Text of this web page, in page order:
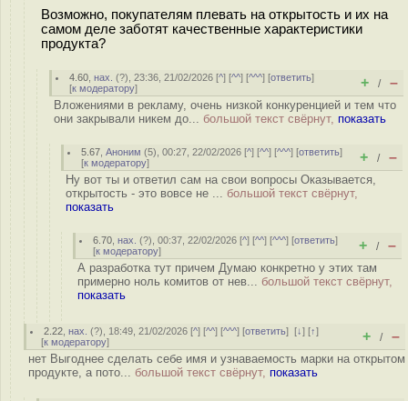
Возможно, покупателям плевать на открытость и их на
самом деле заботят качественные характеристики
продукта?
4.60 ,нах. (?), 23:36, 21/02/2026 [^] [^^] [^^^] [ответить]
[к модератору] + / –
Вложениями в рекламу, очень низкой конкуренцией и тем что
они закрывали никем до... большой текст свёрнут, показать
5.67 ,Аноним (5), 00:27, 22/02/2026 [^] [^^] [^^^] [ответить]
[к модератору] + / –
Ну вот ты и ответил сам на свои вопросы Оказывается,
открытость - это вовсе не ... большой текст свёрнут,
показать
6.70 ,нах. (?), 00:37, 22/02/2026 [^] [^^] [^^^] [ответить]
[к модератору] + / –
А разработка тут причем Думаю конкретно у этих там
примерно ноль комитов от нев... большой текст свёрнут,
показать
2.22 ,нах. (?), 18:49, 21/02/2026 [^] [^^] [^^^] [ответить][↓] [↑]
[к модератору] + / –
нет Выгоднее сделать себе имя и узнаваемость марки на открытом
продукте, а пото... большой текст свёрнут, показать